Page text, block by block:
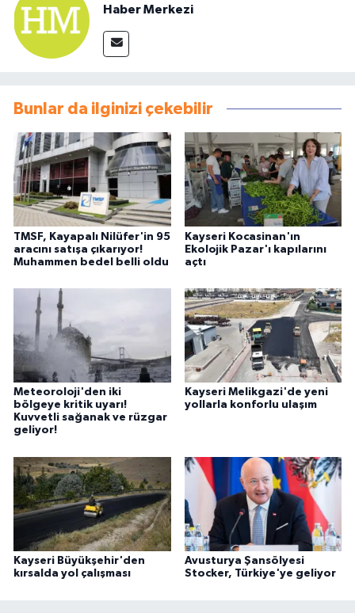
Haber Merkezi
Bunlar da ilginizi çekebilir
TMSF, Kayapalı Nilüfer'in 95
aracını satışa çıkarıyor!
Muhammen bedel belli oldu
Kayseri Kocasinan'ın
Ekolojik Pazar'ı kapılarını
açtı
Meteoroloji'den iki
bölgeye kritik uyarı!
Kuvvetli sağanak ve rüzgar
geliyor!
Kayseri Melikgazi'de yeni
yollarla konforlu ulaşım
Kayseri Büyükşehir'den
kırsalda yol çalışması
Avusturya Şansölyesi
Stocker, Türkiye'ye geliyor